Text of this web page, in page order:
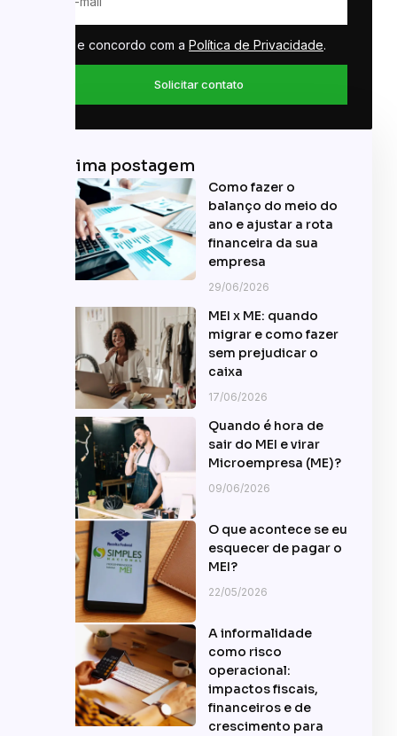
Li e concordo com a Política de Privacidade.
Solicitar contato
Última postagem
Como fazer o
balanço do meio do
ano e ajustar a rota
financeira da sua
empresa
29/06/2026
MEI x ME: quando
migrar e como fazer
sem prejudicar o
caixa
17/06/2026
Quando é hora de
sair do MEI e virar
Microempresa (ME)?
09/06/2026
O que acontece se eu
esquecer de pagar o
MEI?
22/05/2026
A informalidade
como risco
operacional:
impactos fiscais,
financeiros e de
crescimento para